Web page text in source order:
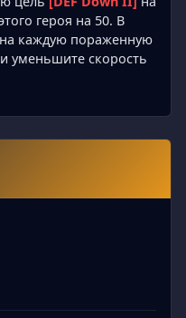
героя на 50. В
каждую пораженную
уменьшите скорость